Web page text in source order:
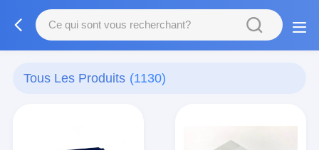
Tous Les Produits (1130)